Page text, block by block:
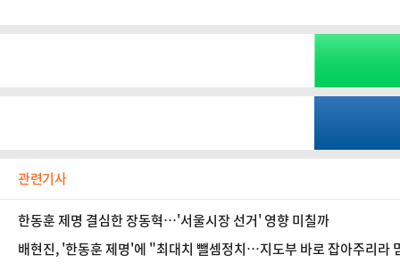
관련기사
한동훈 제명 결심한 장동혁…'서울시장 선거' 영향 미칠까
배현진, '한동훈 제명'에 "최대치 뺄셈정치…지도부 바로 잡아주리라